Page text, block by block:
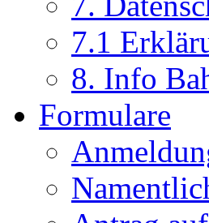
7.1
8. Info
Formulare